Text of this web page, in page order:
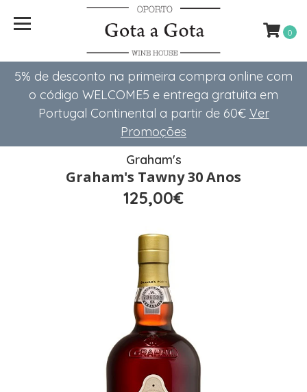
5% de desconto na primeira compra online com
o código WELCOME5 e entrega gratuita em
Portugal Continental a partir de 60€ Ver
Promoções
0
Graham's
Graham's Tawny 30 Anos
125,00€